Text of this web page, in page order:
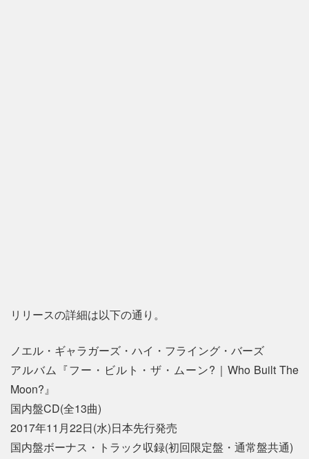
リリースの詳細は以下の通り。
ノエル・ギャラガーズ・ハイ・フライング・バーズ
アルバム『フー・ビルト・ザ・ムーン?｜Who Built The
Moon?』
国内盤CD(全13曲)
2017年11月22日(水)日本先行発売
国内盤ボーナス・トラック収録(初回限定盤・通常盤共通)